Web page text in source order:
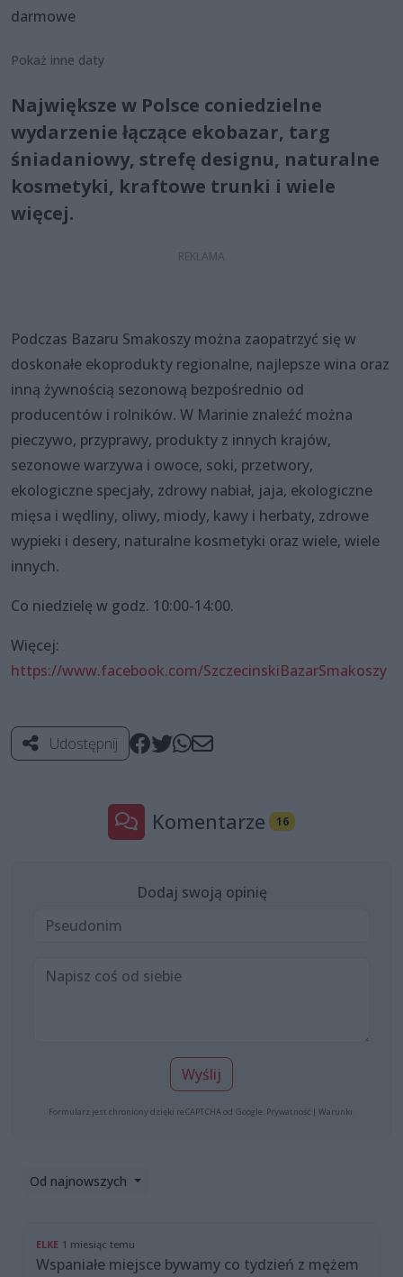
darmowe
Pokaż inne daty
Największe w Polsce coniedzielne
wydarzenie łączące ekobazar, targ
śniadaniowy, strefę designu, naturalne
kosmetyki, kraftowe trunki i wiele
więcej.
Podczas Bazaru Smakoszy można zaopatrzyć się w
doskonałe ekoprodukty regionalne, najlepsze wina oraz
inną żywnością sezonową bezpośrednio od
producentów i rolników. W Marinie znaleźć można
pieczywo, przyprawy, produkty z innych krajów,
sezonowe warzywa i owoce, soki, przetwory,
ekologiczne specjały, zdrowy nabiał, jaja, ekologiczne
mięsa i wędliny, oliwy, miody, kawy i herbaty, zdrowe
wypieki i desery, naturalne kosmetyki oraz wiele, wiele
innych.
Co niedzielę w godz. 10:00-14:00.
Więcej:
https://www.facebook.com/SzczecinskiBazarSmakoszy
Udostępnij
Komentarze 16
Dodaj swoją opinię
Wyślij
Formularz jest chroniony dzięki reCAPTCHA od Google: Prywatność | Warunki
Od najnowszych
ELKE 1 miesiąc temu
Wspaniałe miejsce bywamy co tydzień z mężem